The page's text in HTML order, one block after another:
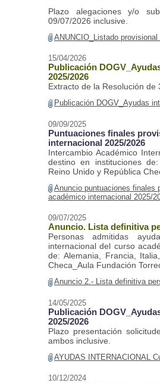
Plazo alegaciones y/o
09/07/2026 inclusive.
ANUNCIO_Listado
15/04/2026
Publicación
2025/2026
Extracto de la Resolución
Publicación DOGV_Ayudas
09/09/2025
Puntuaciones finales
internacional 2025/2026
Intercambio Académico
destino en instituciones
Reino Unido y República
Anuncio puntuaciones finales
académico internacional 2025/
09/07/2025
Anuncio. Lista definitiva
Personas admitidas
internacional del curso
de: Alemania, Francia,
Checa_Aula Fundación
Anuncio 2.- Lista definitiva
14/05/2025
Publicación
2025/2026
Plazo presentación
ambos inclusive.
AYUDAS INTERNACIONAL
10/12/2024